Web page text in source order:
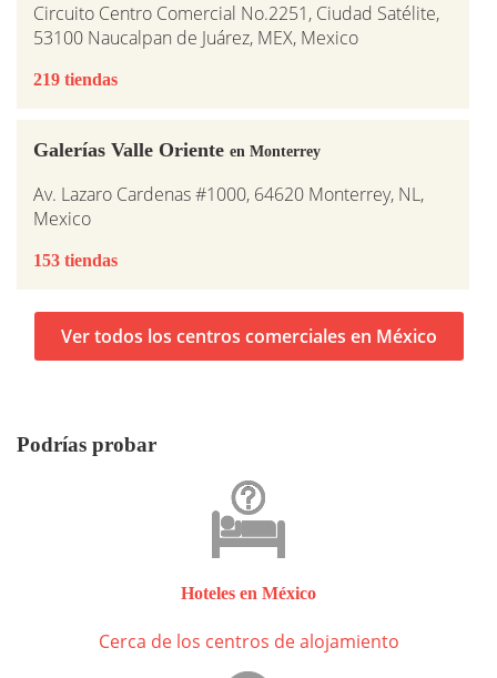
Circuito Centro Comercial No.2251, Ciudad Satélite,
53100 Naucalpan de Juárez, MEX, Mexico
219 tiendas
Galerías Valle Oriente en Monterrey
Av. Lazaro Cardenas #1000, 64620 Monterrey, NL,
Mexico
153 tiendas
Ver todos los centros comerciales en México
Podrías probar
Hoteles en México
Cerca de los centros de alojamiento